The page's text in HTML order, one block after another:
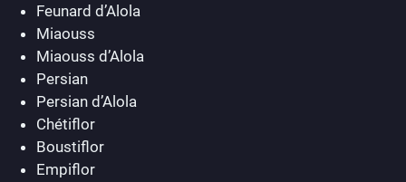
Feunard d’Alola
Miaouss
Miaouss d’Alola
Persian
Persian d’Alola
Chétiflor
Boustiflor
Empiflor